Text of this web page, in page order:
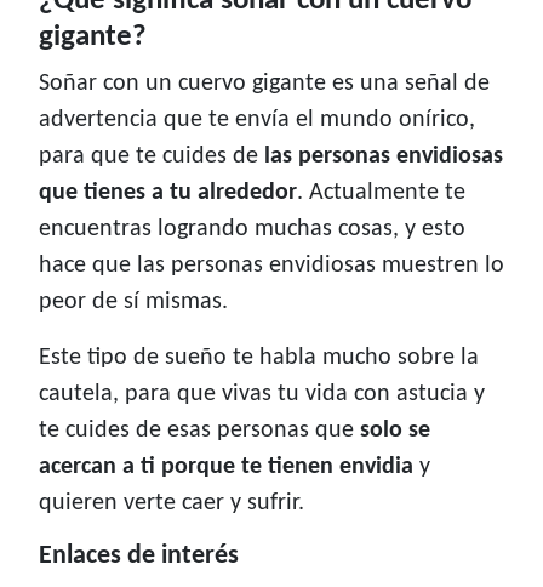
gigante?
Soñar con un cuervo gigante es una señal de
advertencia que te envía el mundo onírico,
para que te cuides de las personas envidiosas
que tienes a tu alrededor. Actualmente te
encuentras logrando muchas cosas, y esto
hace que las personas envidiosas muestren lo
peor de sí mismas.
Este tipo de sueño te habla mucho sobre la
cautela, para que vivas tu vida con astucia y
te cuides de esas personas que solo se
acercan a ti porque te tienen envidia y
quieren verte caer y sufrir.
Enlaces de interés